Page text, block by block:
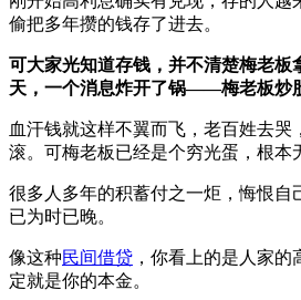
偷把多年攒的钱存了进去。
可大家光知道存钱，并不清楚梅老板
天，一个消息炸开了锅——梅老板炒
血汗钱就这样不翼而飞，老百姓去哭
滚。可梅老板已经是个穷光蛋，根本
很多人多年的积蓄付之一炬，悔恨自
已为时已晚。
像这种民间借贷 ，你看上的是人家
定就是你的本金。